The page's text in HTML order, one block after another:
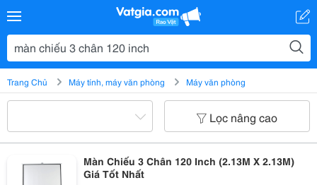
Trang Chủ Máy tính, máy văn phòng Máy văn phòng
Lọc nâng cao
Màn Chiếu 3 Chân 120 Inch (2.13M X 2.13M)
Giá Tốt Nhất